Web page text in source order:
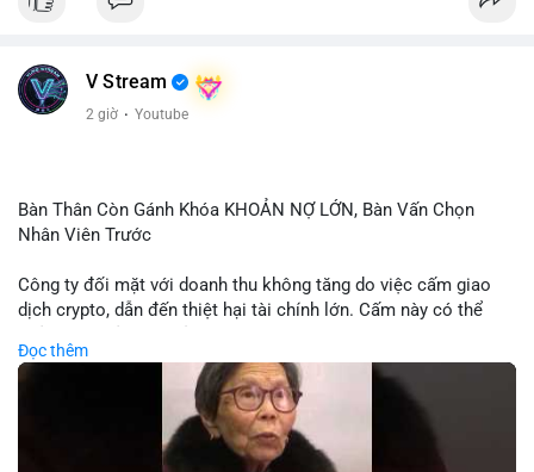
V Stream
2 giờ · Youtube
Bàn Thân Còn Gánh Khóa KHOẢN NỢ LỚN, Bàn Vấn Chọn
Nhân Viên Trước
Công ty đối mặt với doanh thu không tăng do việc cấm giao
dịch crypto, dẫn đến thiệt hại tài chính lớn. Cấm này có thể
biến động giá digital asset. Bàn vấn chuyển hướng tập trung
vào nhân lực, cho thấy chiến lược giảm chi phí hoặc điều chỉnh
mô hình kinh doanh. Điều này có thể ảnh hưởng đến thị trường
crypto và các doanh nghiệp liên quan trong tương lai.
Đọc thêm